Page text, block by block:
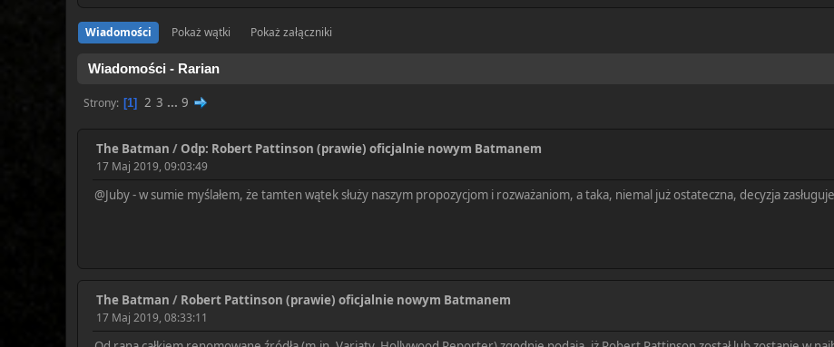
Wiadomości Pokaż wątki Pokaż załączniki
Wiadomości - Rarian
Strony 1 2 3 ... 9
The Batman /Odp: Robert Pattinson (prawie) oficjalnie nowym Batmanem
17 Maj 2019, 09:03:49
@Juby - w sumie myślałem, że tamten wątek służy naszym propozycjom i rozważaniom, a taka, niemal już ostateczna, decyzja
The Batman / Robert Pattinson (prawie) oficjalnie nowym Batmanem
17 Maj 2019, 08:33:11